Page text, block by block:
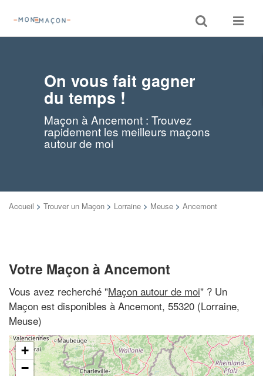
Toggle
search
Toggle
On vous fait gagner
du temps !
Maçon à Ancemont : Trouvez
rapidement les meilleurs maçons
autour de moi
Accueil > Trouver un Maçon > Lorraine > Meuse > Ancemont
Votre Maçon à Ancemont
Vous avez recherché "Maçon autour de moi" ? Un
Maçon est disponibles à Ancemont, 55320 (Lorraine,
Meuse)
+
−